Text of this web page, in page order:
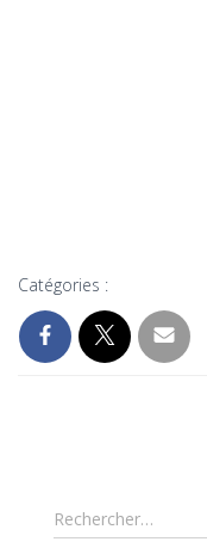
Catégories :
Rechercher…